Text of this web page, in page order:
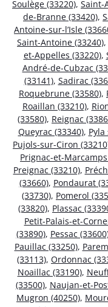
Soulège (33220), Saint-
de-Branne (33420),
Antoine-sur-l’Isle
Saint-Antoine (33240),
et-Appelles (33220),
André-de-Cubzac
(33141), Sadirac
Roquebrune (33580),
Roaillan (33210),
(33580), Reignac
Queyrac (33340),
Pujols-sur-Ciron
Prignac-et-
Preignac (33210),
(33660), Pondaurat
(33730), Pomerol
(33820), Plassac
Petit-Palais-et-
(33890), Pessac
Pauillac (33250),
(33113), Ordonnac
Noaillac (33190),
(33500), Naujan-et-
Mugron (40250),